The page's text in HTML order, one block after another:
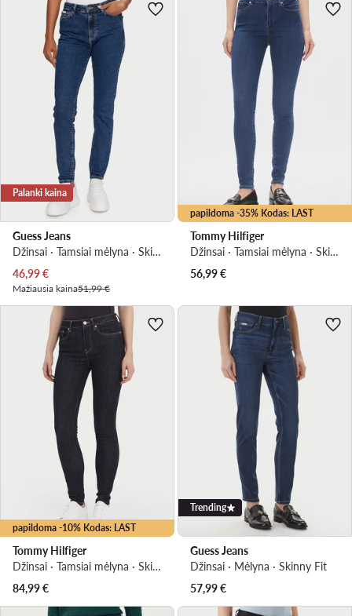
Palanki kaina
Guess Jeans
Džinsai · Tamsiai mėlyna · Skinny Fit
Dabartinė kaina
46,99€
Mažiausia kaina51,99 €
papildoma -35% Kodas: LAST
Tommy Hilfiger
Džinsai · Tamsiai mėlyna · Skinny Fit
56,99€
papildoma -10% Kodas: LAST
Tommy Hilfiger
Džinsai · Tamsiai mėlyna · Skinny Fit
84,99€
Trending
Guess Jeans
Džinsai · Mėlyna · Skinny Fit
57,99€